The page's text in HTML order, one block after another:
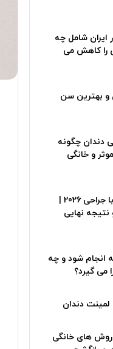
شامل چه
را کاهش می
و بهترین سن
دندان چگونه
و خانگی
نهایی
انجام شود و چه
می گیرد؟
لمینت دندان
های خانگی